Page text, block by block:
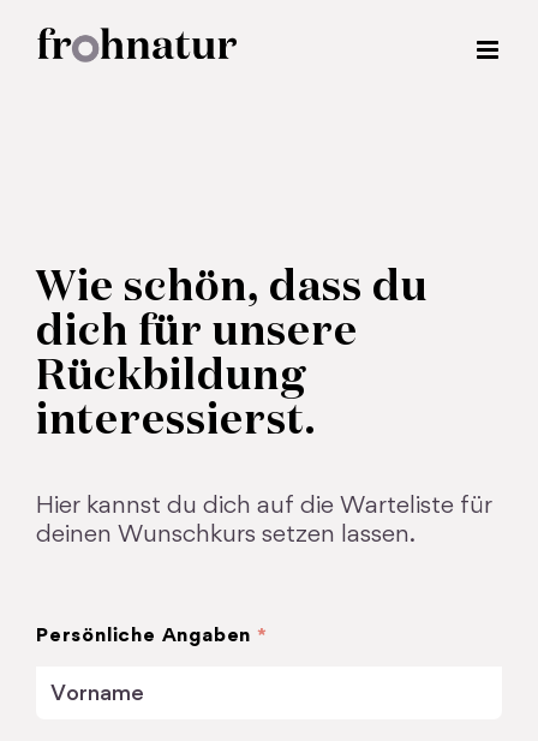
Inhalt
Wie schön, dass du
dich für unsere
Rückbildung
interessierst.
Hier kannst du dich auf die Warteliste für
deinen Wunschkurs setzen lassen.
Persönliche Angaben*